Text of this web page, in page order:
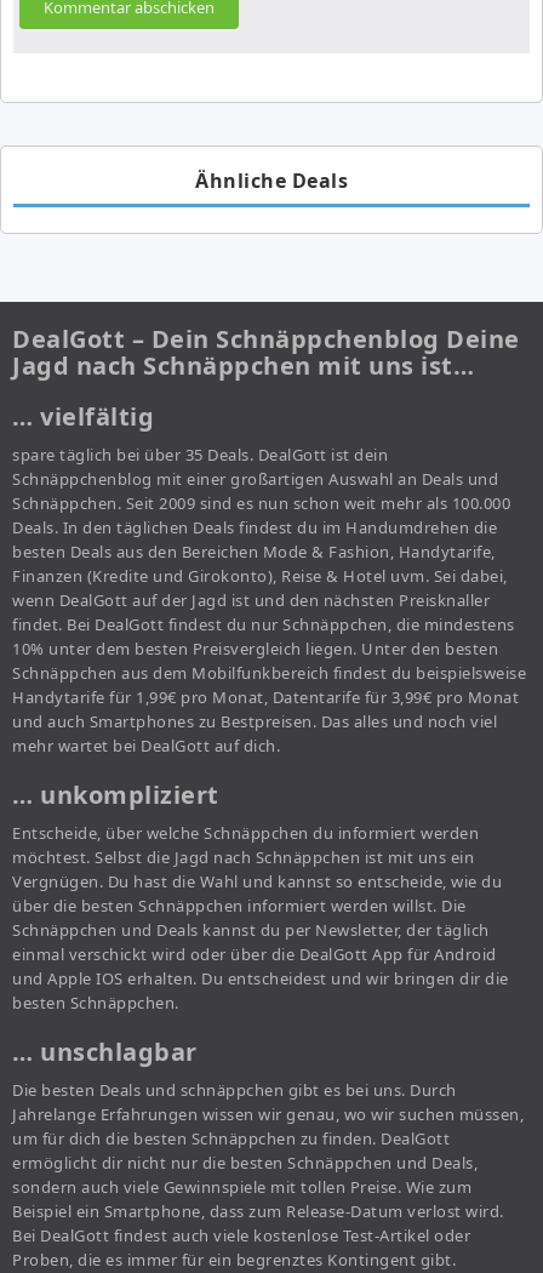
Ähnliche Deals
DealGott – Dein Schnäppchenblog Deine
Jagd nach Schnäppchen mit uns ist…
… vielfältig
spare täglich bei über 35 Deals. DealGott ist dein
Schnäppchenblog mit einer großartigen Auswahl an Deals und
Schnäppchen. Seit 2009 sind es nun schon weit mehr als 100.000
Deals. In den täglichen Deals findest du im Handumdrehen die
besten Deals aus den Bereichen Mode & Fashion, Handytarife,
Finanzen (Kredite und Girokonto), Reise & Hotel uvm. Sei dabei,
wenn DealGott auf der Jagd ist und den nächsten Preisknaller
findet. Bei DealGott findest du nur Schnäppchen, die mindestens
10% unter dem besten Preisvergleich liegen. Unter den besten
Schnäppchen aus dem Mobilfunkbereich findest du beispielsweise
Handytarife für 1,99€ pro Monat, Datentarife für 3,99€ pro Monat
und auch Smartphones zu Bestpreisen. Das alles und noch viel
mehr wartet bei DealGott auf dich.
… unkompliziert
Entscheide, über welche Schnäppchen du informiert werden
möchtest. Selbst die Jagd nach Schnäppchen ist mit uns ein
Vergnügen. Du hast die Wahl und kannst so entscheide, wie du
über die besten Schnäppchen informiert werden willst. Die
Schnäppchen und Deals kannst du per Newsletter, der täglich
einmal verschickt wird oder über die DealGott App für Android
und Apple IOS erhalten. Du entscheidest und wir bringen dir die
besten Schnäppchen.
… unschlagbar
Die besten Deals und schnäppchen gibt es bei uns. Durch
Jahrelange Erfahrungen wissen wir genau, wo wir suchen müssen,
um für dich die besten Schnäppchen zu finden. DealGott
ermöglicht dir nicht nur die besten Schnäppchen und Deals,
sondern auch viele Gewinnspiele mit tollen Preise. Wie zum
Beispiel ein Smartphone, dass zum Release-Datum verlost wird.
Bei DealGott findest auch viele kostenlose Test-Artikel oder
Proben, die es immer für ein begrenztes Kontingent gibt.